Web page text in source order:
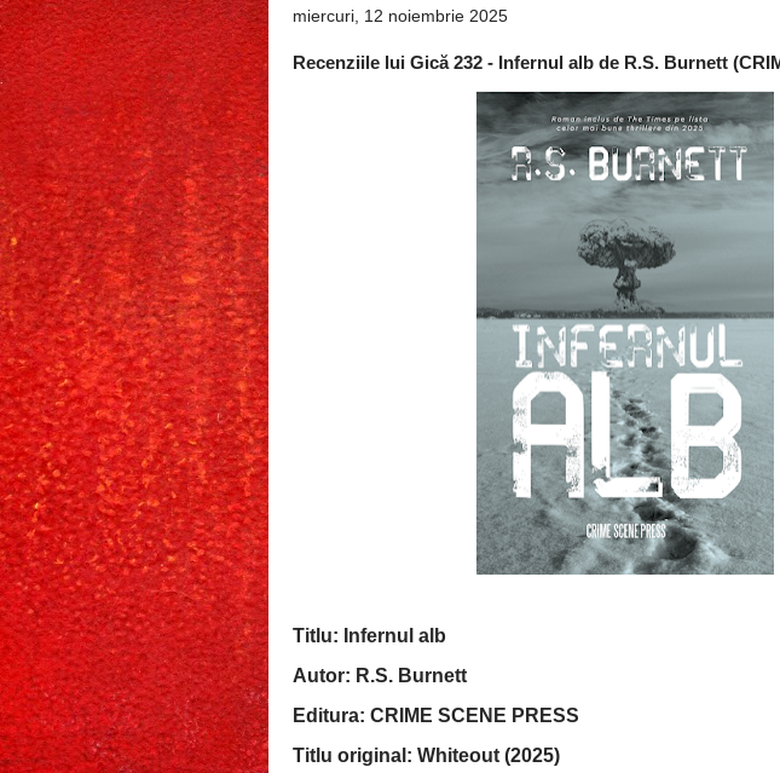
miercuri, 12 noiembrie 2025
Recenziile lui Gică 232 - Infernul alb de R.S. Burnett
Titlu: Infernul alb
Autor: R.S. Burnett
Editura: CRIME SCENE PRESS
Titlu original: Whiteout (2025)